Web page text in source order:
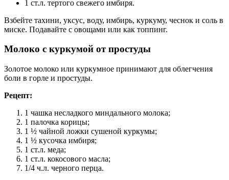
1 ст.л. тертого свежего имбиря.
Взбейте тахини, уксус, воду, имбирь, куркуму, чеснок и соль в
миске. Подавайте с овощами или как топпинг.
Молоко с куркумой от простуды
Золотое молоко или куркумное принимают для облегчения
боли в горле и простуды.
Рецепт:
1 чашка несладкого миндального молока;
1 палочка корицы;
1 ½ чайной ложки сушеной куркумы;
1 ½ кусочка имбиря;
1 ст.л. меда;
1 ст.л. кокосового масла;
1/4 ч.л. черного перца.